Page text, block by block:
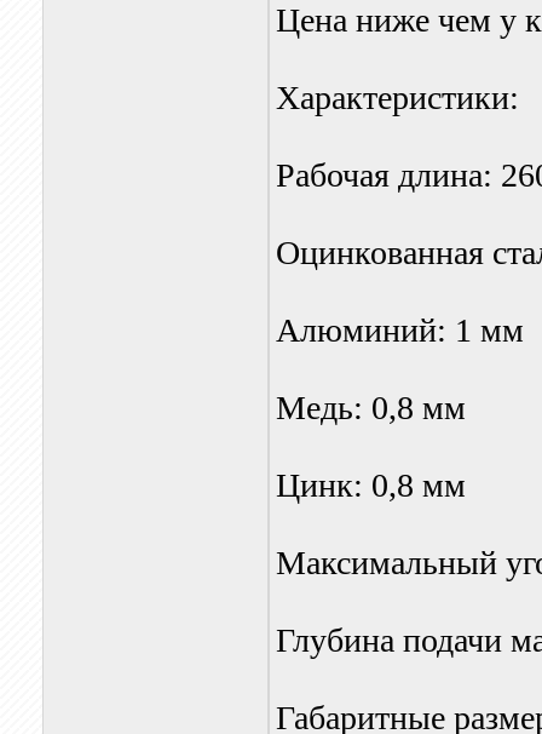
Цена ниже чем у
Характеристики:
Рабочая длина:
Оцинкованная
Алюминий: 1 мм
Медь: 0,8 мм
Цинк: 0,8 мм
Максимальный
Глубина подачи
Габаритные